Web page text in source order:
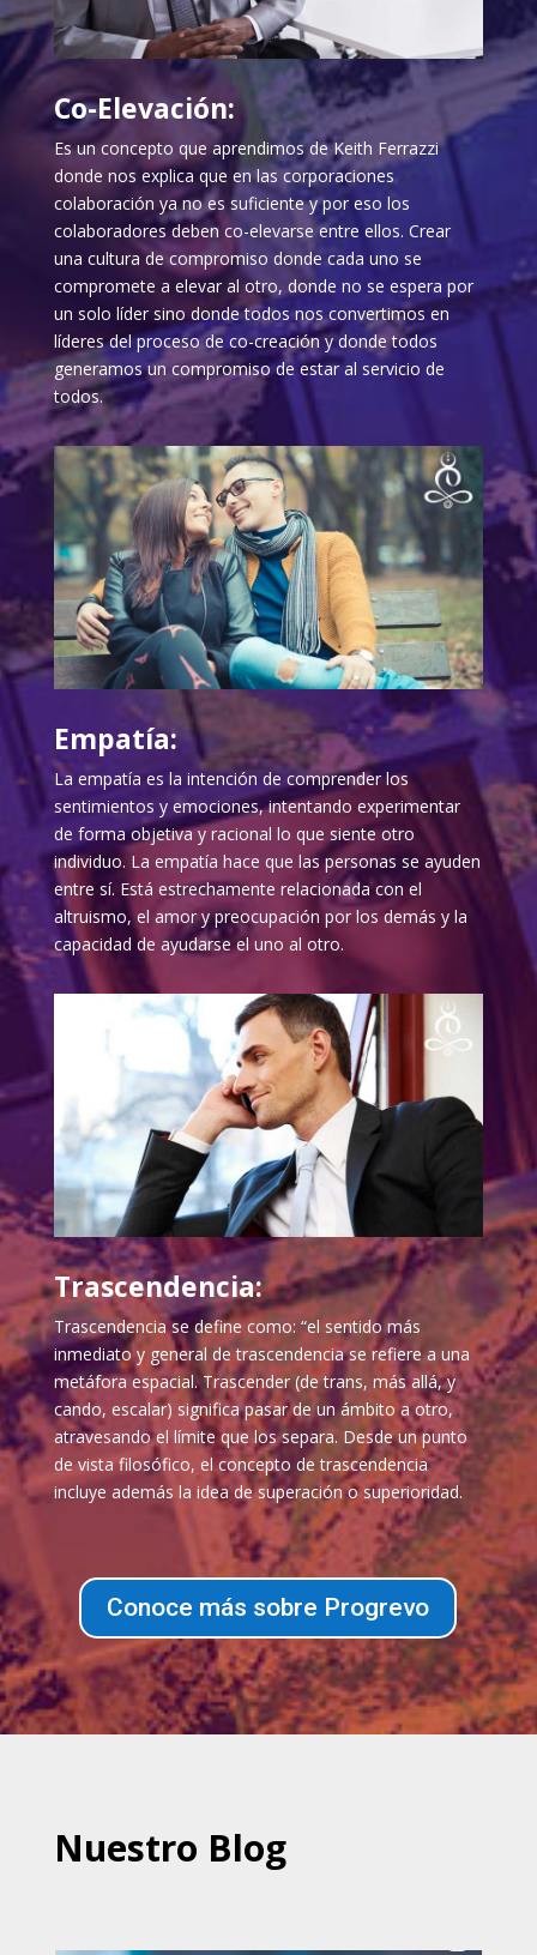
Co-Elevación:
Es un concepto que aprendimos de Keith Ferrazzi
donde nos explica que en las corporaciones
colaboración ya no es suficiente y por eso los
colaboradores deben co-elevarse entre ellos. Crear
una cultura de compromiso donde cada uno se
compromete a elevar al otro, donde no se espera por
un solo líder sino donde todos nos convertimos en
líderes del proceso de co-creación y donde todos
generamos un compromiso de estar al servicio de
todos.
Empatía:
La empatía es la intención de comprender los
sentimientos y emociones, intentando experimentar
de forma objetiva y racional lo que siente otro
individuo. La empatía hace que las personas se ayuden
entre sí. Está estrechamente relacionada con el
altruismo, el amor y preocupación por los demás y la
capacidad de ayudarse el uno al otro.
Trascendencia:
Trascendencia se define como: “el sentido más
inmediato y general de trascendencia se refiere a una
metáfora espacial. Trascender (de trans, más allá, y
cando, escalar) significa pasar de un ámbito a otro,
atravesando el límite que los separa. Desde un punto
de vista filosófico, el concepto de trascendencia
incluye además la idea de superación o superioridad.
Conoce más sobre Progrevo
Nuestro Blog